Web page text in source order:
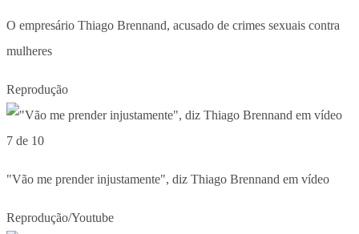
O empresário Thiago Brennand, acusado de crimes sexuais contra
mulheres
Reprodução
7 de 10
"Vão me prender injustamente", diz Thiago Brennand em vídeo
Reprodução/Youtube